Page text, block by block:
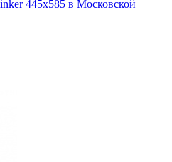
445х585 в Московской